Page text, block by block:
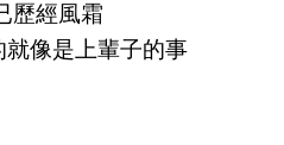
歷經風霜
就像是上輩子的事